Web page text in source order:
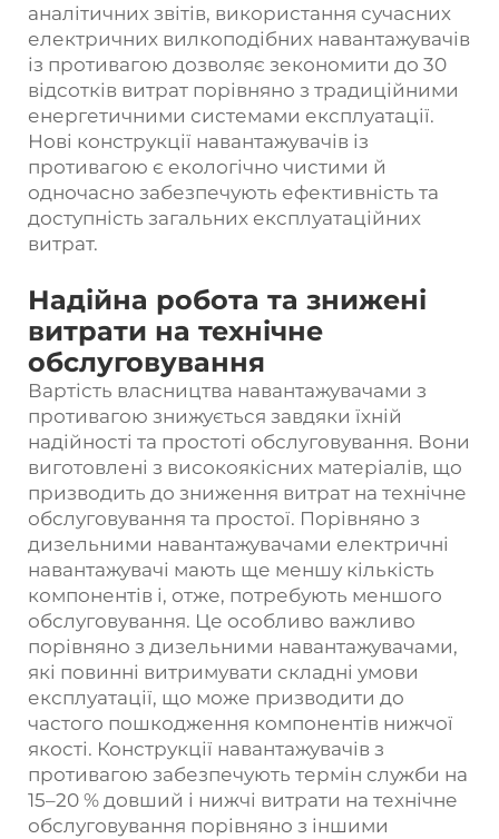
аналітичних звітів, використання сучасних
електричних вилкоподібних навантажувачів
із противагою дозволяє зекономити до 30
відсотків витрат порівняно з традиційними
енергетичними системами експлуатації.
Нові конструкції навантажувачів із
противагою є екологічно чистими й
одночасно забезпечують ефективність та
доступність загальних експлуатаційних
витрат.
Надійна робота та знижені
витрати на технічне
обслуговування
Вартість власництва навантажувачами з
противагою знижується завдяки їхній
надійності та простоті обслуговування. Вони
виготовлені з високоякісних матеріалів, що
призводить до зниження витрат на технічне
обслуговування та простої. Порівняно з
дизельними навантажувачами електричні
навантажувачі мають ще меншу кількість
компонентів і, отже, потребують меншого
обслуговування. Це особливо важливо
порівняно з дизельними навантажувачами,
які повинні витримувати складні умови
експлуатації, що може призводити до
частого пошкодження компонентів нижчої
якості. Конструкції навантажувачів з
противагою забезпечують термін служби на
15–20 % довший і нижчі витрати на технічне
обслуговування порівняно з іншими